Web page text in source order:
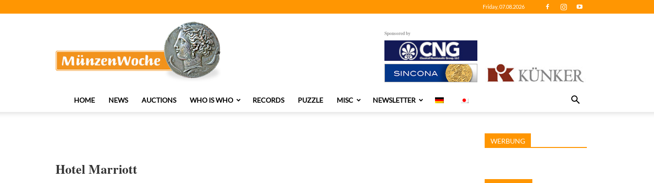
Friday, 07.08.2026
Sponsored by
HOME NEWS AUCTIONS WHO IS WHO RECORDS PUZZLE MISC NEWSLETTER
Hotel Marriott
WERBUNG